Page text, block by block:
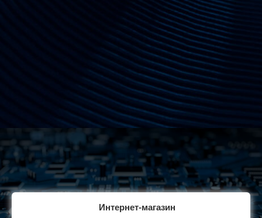
Интернет-магазин